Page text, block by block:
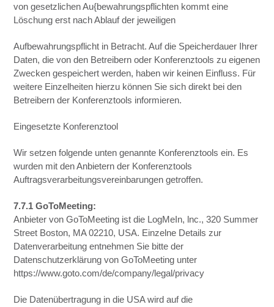
von gesetzlichen Au{bewahrungspflichten kommt eine
Löschung erst nach Ablauf der jeweiligen
Aufbewahrungspflicht in Betracht. Auf die Speicherdauer Ihrer
Daten, die von den Betreibern oder Konferenztools zu eigenen
Zwecken gespeichert werden, haben wir keinen Einfluss. Für
weitere Einzelheiten hierzu können Sie sich direkt bei den
Betreibern der Konferenztools informieren.
Eingesetzte Konferenztool
Wir setzen folgende unten genannte Konferenztools ein. Es
wurden mit den Anbietern der Konferenztools
Auftragsverarbeitungsvereinbarungen getroffen.
7.7.1 GoToMeeting:
Anbieter von GoToMeeting ist die LogMeIn, lnc., 320 Summer
Street Boston, MA 02210, USA. Einzelne Details zur
Datenverarbeitung entnehmen Sie bitte der
Datenschutzerklärung von GoToMeeting unter
https://www.goto.com/de/company/legal/privacy
Die Datenübertragung in die USA wird auf die